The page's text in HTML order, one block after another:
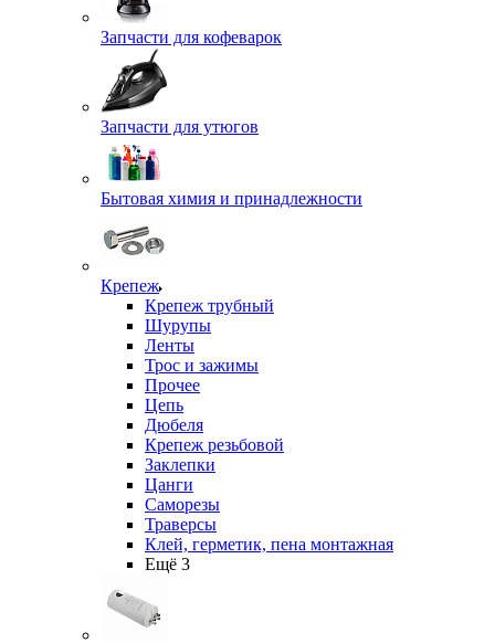
Запчасти для кофеварок
Запчасти для утюгов
Бытовая химия и принадлежности
Крепеж
Крепеж трубный
Шурупы
Ленты
Трос и зажимы
Прочее
Цепь
Дюбеля
Крепеж резьбовой
Заклепки
Цанги
Саморезы
Траверсы
Клей, герметик, пена монтажная
Ещё 3